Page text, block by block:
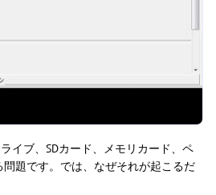
イブ、SDカード、メモリカード、ペ
題です。では、なぜそれが起こるだ